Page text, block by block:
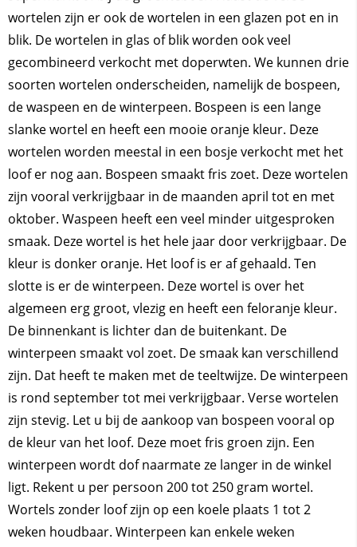
wortelen zijn er ook de wortelen in een glazen pot en in
blik. De wortelen in glas of blik worden ook veel
gecombineerd verkocht met doperwten. We kunnen drie
soorten wortelen onderscheiden, namelijk de bospeen,
de waspeen en de winterpeen. Bospeen is een lange
slanke wortel en heeft een mooie oranje kleur. Deze
wortelen worden meestal in een bosje verkocht met het
loof er nog aan. Bospeen smaakt fris zoet. Deze wortelen
zijn vooral verkrijgbaar in de maanden april tot en met
oktober. Waspeen heeft een veel minder uitgesproken
smaak. Deze wortel is het hele jaar door verkrijgbaar. De
kleur is donker oranje. Het loof is er af gehaald. Ten
slotte is er de winterpeen. Deze wortel is over het
algemeen erg groot, vlezig en heeft een feloranje kleur.
De binnenkant is lichter dan de buitenkant. De
winterpeen smaakt vol zoet. De smaak kan verschillend
zijn. Dat heeft te maken met de teeltwijze. De winterpeen
is rond september tot mei verkrijgbaar. Verse wortelen
zijn stevig. Let u bij de aankoop van bospeen vooral op
de kleur van het loof. Deze moet fris groen zijn. Een
winterpeen wordt dof naarmate ze langer in de winkel
ligt. Rekent u per persoon 200 tot 250 gram wortel.
Wortels zonder loof zijn op een koele plaats 1 tot 2
weken houdbaar. Winterpeen kan enkele weken